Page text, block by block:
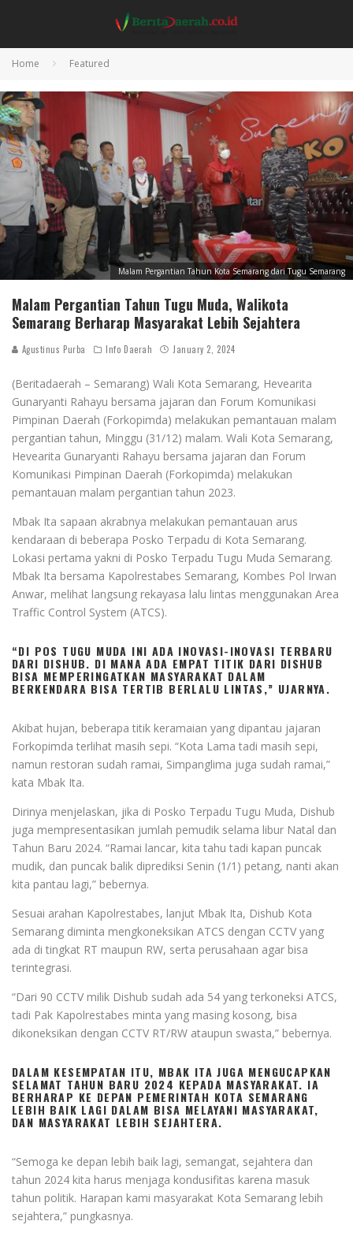
Home Featured
Malam Pergantian Tahun Kota Semarang dari Tugu Semarang
Malam Pergantian Tahun Tugu Muda, Walikota
Semarang Berharap Masyarakat Lebih Sejahtera
Agustinus Purba Info Daerah January 2, 2024
(Beritadaerah – Semarang) Wali Kota Semarang, Hevearita
Gunaryanti Rahayu bersama jajaran dan Forum Komunikasi
Pimpinan Daerah (Forkopimda) melakukan pemantauan malam
pergantian tahun, Minggu (31/12) malam. Wali Kota Semarang,
Hevearita Gunaryanti Rahayu bersama jajaran dan Forum
Komunikasi Pimpinan Daerah (Forkopimda) melakukan
pemantauan malam pergantian tahun 2023.
Mbak Ita sapaan akrabnya melakukan pemantauan arus
kendaraan di beberapa Posko Terpadu di Kota Semarang.
Lokasi pertama yakni di Posko Terpadu Tugu Muda Semarang.
Mbak Ita bersama Kapolrestabes Semarang, Kombes Pol Irwan
Anwar, melihat langsung rekayasa lalu lintas menggunakan Area
Traffic Control System (ATCS).
“DI POS TUGU MUDA INI ADA INOVASI-INOVASI TERBARU
DARI DISHUB. DI MANA ADA EMPAT TITIK DARI DISHUB
BISA MEMPERINGATKAN MASYARAKAT DALAM
BERKENDARA BISA TERTIB BERLALU LINTAS,” UJARNYA.
Akibat hujan, beberapa titik keramaian yang dipantau jajaran
Forkopimda terlihat masih sepi. “Kota Lama tadi masih sepi,
namun restoran sudah ramai, Simpanglima juga sudah ramai,”
kata Mbak Ita.
Dirinya menjelaskan, jika di Posko Terpadu Tugu Muda, Dishub
juga mempresentasikan jumlah pemudik selama libur Natal dan
Tahun Baru 2024. “Ramai lancar, kita tahu tadi kapan puncak
mudik, dan puncak balik diprediksi Senin (1/1) petang, nanti akan
kita pantau lagi,” bebernya.
Sesuai arahan Kapolrestabes, lanjut Mbak Ita, Dishub Kota
Semarang diminta mengkoneksikan ATCS dengan CCTV yang
ada di tingkat RT maupun RW, serta perusahaan agar bisa
terintegrasi.
“Dari 90 CCTV milik Dishub sudah ada 54 yang terkoneksi ATCS,
tadi Pak Kapolrestabes minta yang masing kosong, bisa
dikoneksikan dengan CCTV RT/RW ataupun swasta,” bebernya.
DALAM KESEMPATAN ITU, MBAK ITA JUGA MENGUCAPKAN
SELAMAT TAHUN BARU 2024 KEPADA MASYARAKAT. IA
BERHARAP KE DEPAN PEMERINTAH KOTA SEMARANG
LEBIH BAIK LAGI DALAM BISA MELAYANI MASYARAKAT,
DAN MASYARAKAT LEBIH SEJAHTERA.
“Semoga ke depan lebih baik lagi, semangat, sejahtera dan
tahun 2024 kita harus menjaga kondusifitas karena masuk
tahun politik. Harapan kami masyarakat Kota Semarang lebih
sejahtera,” pungkasnya.